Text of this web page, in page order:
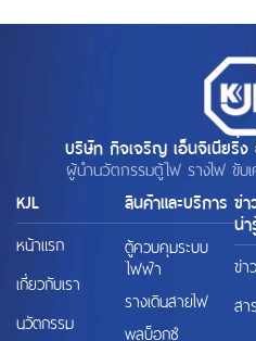
บริษัท กิจเจริญ เอ็นจิเนียริ่
ผู้นำนวัตกรรมตู้ไฟ รางไฟ ขั
KJL
หน้าแรก
เกี่ยวกับเรา
นวัตกรรม
สินค้าและบริการ
ตู้ควบคุมระบบ
ไฟฟ้า
รางเดินสายไฟ
พูลบ็อกซ์
ข่
น่
ข่
สา